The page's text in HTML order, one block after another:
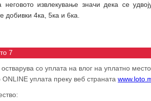
извлекување значи дека се
добивки 4ка, 5ка и 6ка.
7
со уплата на влог на уплатно
ONLINE уплата преку веб страната